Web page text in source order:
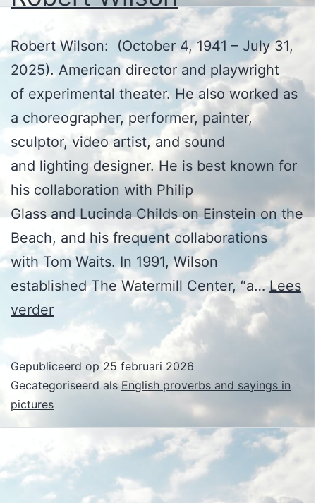
Robert Wilson: (October 4, 1941 – July 31,
2025). American director and playwright
of experimental theater. He also worked as
a choreographer, performer, painter,
sculptor, video artist, and sound
and lighting designer. He is best known for
his collaboration with Philip
Glass and Lucinda Childs on Einstein on the
Beach, and his frequent collaborations
with Tom Waits. In 1991, Wilson
established The Watermill Center, “a…Lees
verderRobert
Wilson
Gepubliceerd op 25 februari 2026
Gecategoriseerd alsEnglish proverbs and sayings in
pictures